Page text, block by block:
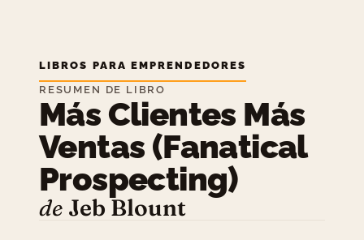
LIBROS PARA EMPRENDEDORES
RESUMEN DE LIBRO
Más Clientes Más
Ventas (Fanatical
Prospecting)
de Jeb Blount